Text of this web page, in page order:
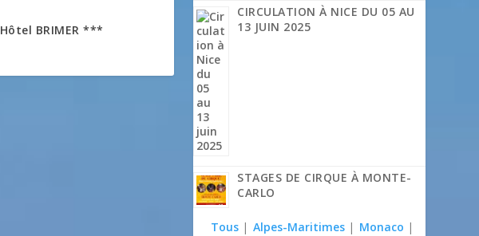
Hôtel BRIMER ***
CIRCULATION À NICE DU 05 AU
13 JUIN 2025
STAGES DE CIRQUE À MONTE-
CARLO
Tous | Alpes-Maritimes | Monaco |